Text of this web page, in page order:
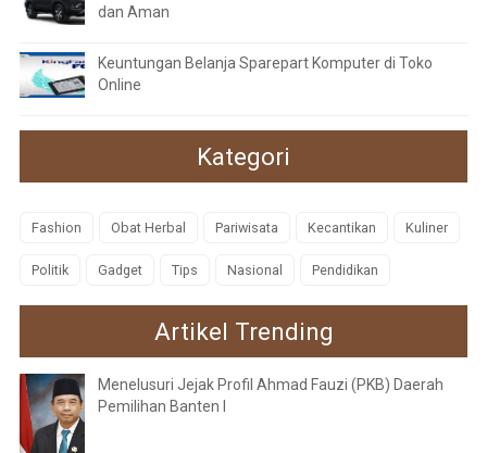
dan Aman
Keuntungan Belanja Sparepart Komputer di Toko
Online
Kategori
Fashion Obat Herbal Pariwisata Kecantikan Kuliner
Politik Gadget Tips Nasional Pendidikan
Artikel Trending
Menelusuri Jejak Profil Ahmad Fauzi (PKB) Daerah
Pemilihan Banten I